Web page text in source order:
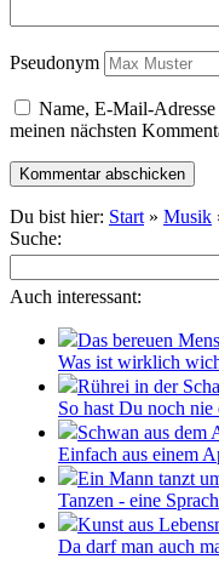
Pseudonym
Name, E-Mail-
meinen nächsten
Du bist hier: Start » Musik
Suche:
Auch interessant:
Das bereuen
Was ist wirklich
Rührei in der
So hast Du noch
Schwan aus dem
Einfach aus einem
Ein Mann tanzt
Tanzen - eine
Kunst aus
Da darf man auch